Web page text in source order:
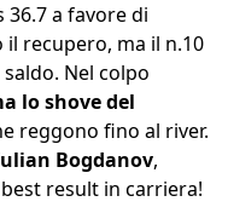
36.7 a favore di
recupero, ma il n.10
Nel colpo
lo shove del
reggono fino al river.
Bogdanov,
result in carriera!